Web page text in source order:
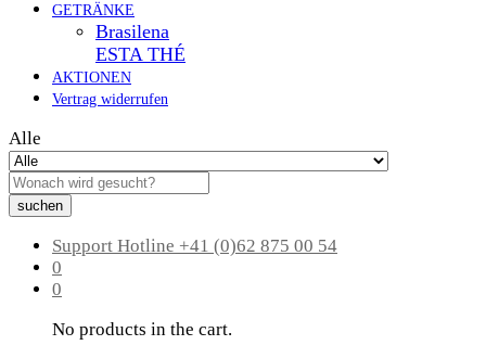
GETRÄNKE
Brasilena
ESTA THÉ
AKTIONEN
Vertrag widerrufen
Alle
suchen
Support Hotline +41 (0)62 875 00 54
0
0
No products in the cart.